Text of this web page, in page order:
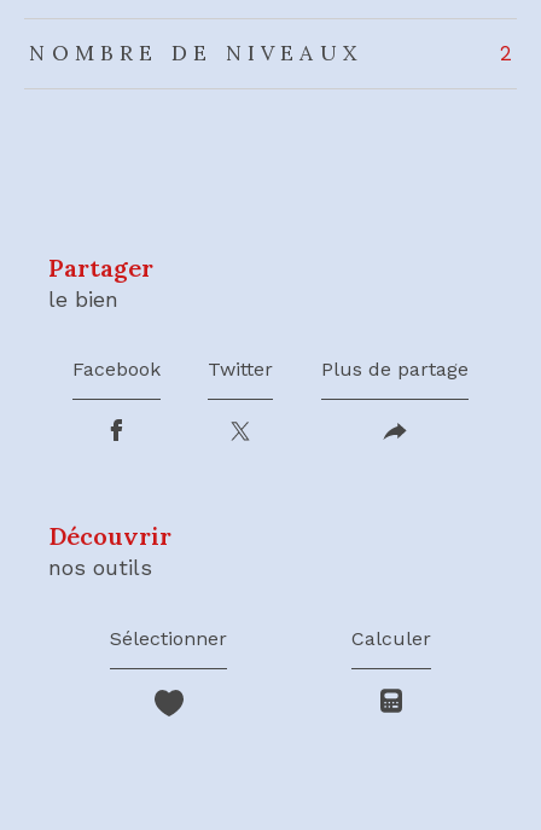
NOMBRE DE NIVEAUX 2
partager
le bien
Facebook Twitter Plus de partage
découvrir
nos outils
Sélectionner Calculer